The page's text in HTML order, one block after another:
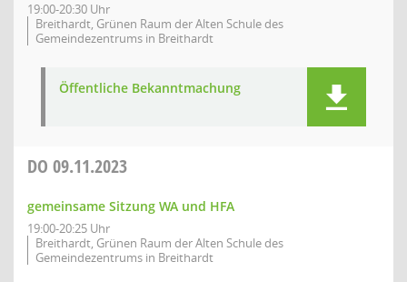
19:00-20:30 Uhr
Breithardt, Grünen Raum der Alten Schule des
Gemeindezentrums in Breithardt
Öffentliche Bekanntmachung
DO 09.11.2023
gemeinsame Sitzung WA und HFA
19:00-20:25 Uhr
Breithardt, Grünen Raum der Alten Schule des
Gemeindezentrums in Breithardt